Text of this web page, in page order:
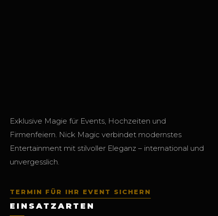
Exklusive Magie für Events, Hochzeiten und
Firmenfeiern. Nick Magic verbindet modernstes
Entertainment mit stilvoller Eleganz – international und
unvergesslich.
TERMIN FÜR IHR EVENT SICHERN
EINSATZARTEN